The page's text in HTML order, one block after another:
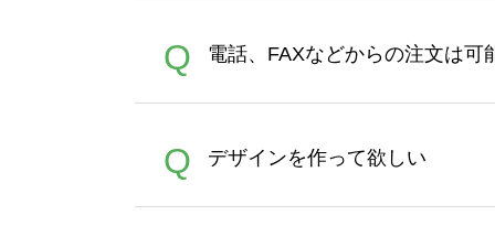
A
ズは、20MBです。デジカメ
Illustratorからの直接入稿には
Q 電話、FAXなどからの注文は可
A
バッグコンシェルやタンブラ
Q デザインを作って欲しい